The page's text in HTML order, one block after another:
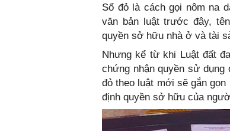
Sổ đỏ là cách gọi nôm na
văn bản luật trước đây,
quyền sở hữu nhà ở và tài
Nhưng kể từ khi Luật đất
chứng nhận quyền sử
đỏ theo luật mới sẽ gắn
định quyền sở hữu của